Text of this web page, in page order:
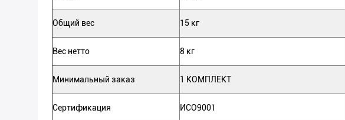
Общий вес 15 кг
Вес нетто 8 кг
Минимальный заказ 1 КОМПЛЕКТ
Сертификация ИСО9001